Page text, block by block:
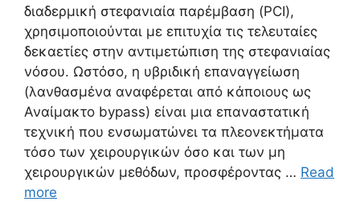
διαδερμική στεφανιαία παρέμβαση (PCI),
χρησιμοποιούνται με επιτυχία τις τελευταίες
δεκαετίες στην αντιμετώπιση της στεφανιαίας
νόσου. Ωστόσο, η υβριδική επαναγγείωση
(λανθασμένα αναφέρεται από κάποιους ως
Αναίμακτο bypass) είναι μια επαναστατική
τεχνική που ενσωματώνει τα πλεονεκτήματα
τόσο των χειρουργικών όσο και των μη
χειρουργικών μεθόδων, προσφέροντας … Read
more